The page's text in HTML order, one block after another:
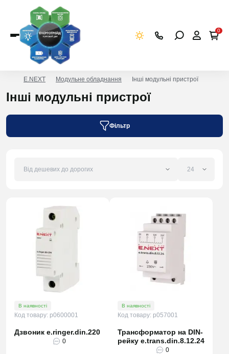
0
E.NEXT Модульне обладнання Інші модульні пристрої
Інші модульні пристрої
Фільтр
В наявності
Код товару: p0600001
Дзвоник e.ringer.din.220
0
В наявності
Код товару: p057001
Трансформатор на DIN-
рейку e.trans.din.8.12.24
0